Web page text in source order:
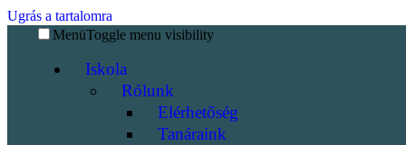
Ugrás a tartalomra
MenüToggle menu visibility
Iskola
Rólunk
Elérhetőség
Tanáraink